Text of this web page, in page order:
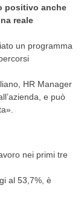
positivo anche
reale
un programma
HR Manager
e può
nei primi tre
al 53,7%, è